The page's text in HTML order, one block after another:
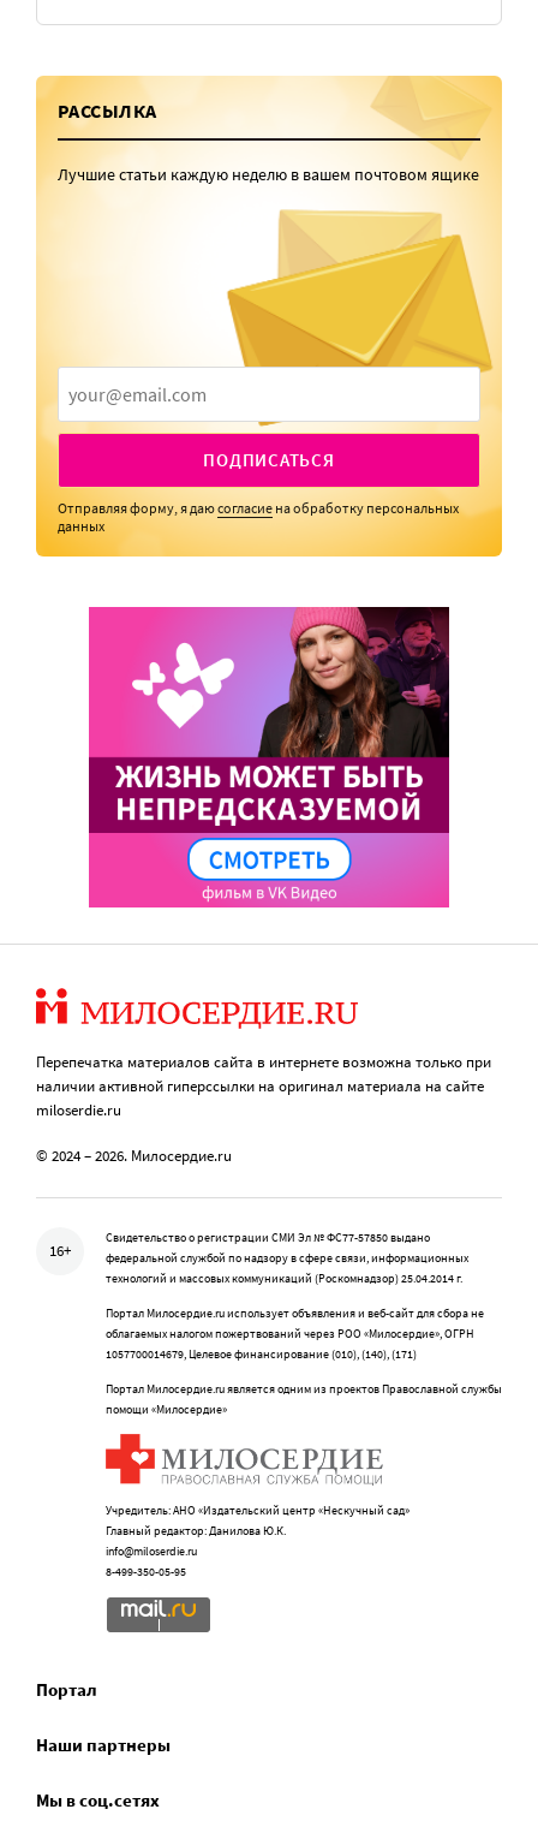
РАССЫЛКА
Лучшие статьи каждую неделю в вашем почтовом ящике
ПОДПИСАТЬСЯ
Отправляя форму, я даюсогласие на обработку персональных
данных
Перепечатка материалов сайта в интернете возможна только при
наличии активной гиперссылки на оригинал материала на сайте
miloserdie.ru
© 2024 – 2026. Милосердие.ru
16+
Свидетельство о регистрации СМИ Эл № ФС77-57850 выдано
федеральной службой по надзору в сфере связи, информационных
технологий и массовых коммуникаций (Роскомнадзор) 25.04.2014 г.
Портал Милосердие.ru использует объявления и веб-сайт для сбора не
облагаемых налогом пожертвований через РОО «Милосердие», ОГРН
1057700014679, Целевое финансирование (010), (140), (171)
Портал Милосердие.ru является одним из проектов Православной службы
помощи «Милосердие»
Учредитель: АНО «Издательский центр «Нескучный сад»
Главный редактор: Данилова Ю.К.
info@miloserdie.ru
8-499-350-05-95
Портал
Наши партнеры
Мы в соц.сетях